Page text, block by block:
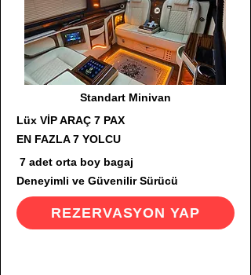
Standart Minivan
Lüx VİP ARAÇ 7 PAX
EN FAZLA 7 YOLCU
7 adet orta boy bagaj
Deneyimli ve Güvenilir Sürücü
REZERVASYON YAP